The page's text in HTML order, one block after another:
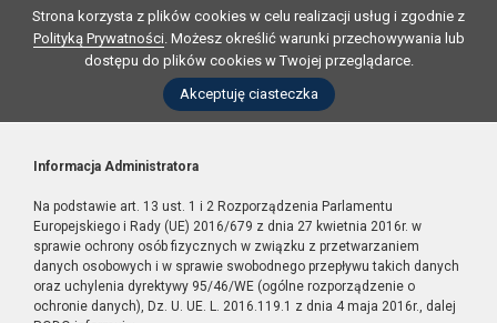
Strona korzysta z plików cookies w celu realizacji usług i zgodnie z
Polityką Prywatności. Możesz określić warunki przechowywania lub
dostępu do plików cookies w Twojej przeglądarce.
Akceptuję ciasteczka
Informacja Administratora
Na podstawie art. 13 ust. 1 i 2 Rozporządzenia Parlamentu
Europejskiego i Rady (UE) 2016/679 z dnia 27 kwietnia 2016r. w
sprawie ochrony osób fizycznych w związku z przetwarzaniem
danych osobowych i w sprawie swobodnego przepływu takich danych
oraz uchylenia dyrektywy 95/46/WE (ogólne rozporządzenie o
ochronie danych), Dz. U. UE. L. 2016.119.1 z dnia 4 maja 2016r., dalej